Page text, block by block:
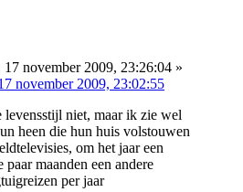
17 november 2009, 23:26:04 »
november 2009, 23:02:55
niet, maar ik zie wel
heen die hun huis volstouwen
om het jaar een
paar maanden een andere
per jaar